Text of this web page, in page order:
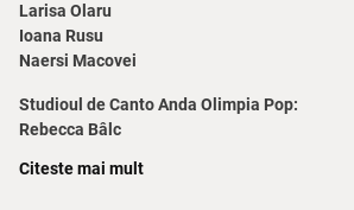
Larisa Olaru
Ioana Rusu
Naersi Macovei
Studioul de Canto Anda Olimpia Pop:
Rebecca Bâlc
Ștefania Necula
Citeste mai mult